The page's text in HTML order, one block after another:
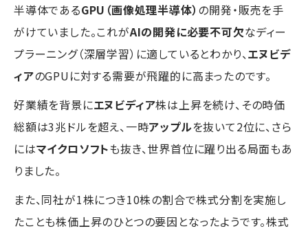
半導体であるGPU（画像処理半導体） の開発・販売を手
がけていました。これがAIの開発に必要不可欠なディー
プラーニング（深層学習）に適しているとわかり、エヌビデ
ィアのGPUに対する需要が飛躍的に高まったのです。
好業績を背景にエヌビディア株は上昇を続け、その時価
総額は3兆ドルを超え、一時アップルを抜いて2位に、さら
にはマイクロソフトも抜き、世界首位に躍り出る局面もあ
りました。
また、同社が1株につき10株の割合で株式分割を実施し
たことも株価上昇のひとつの要因となったようです。株式